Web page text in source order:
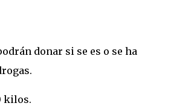
donar si se es o se ha
kilos.